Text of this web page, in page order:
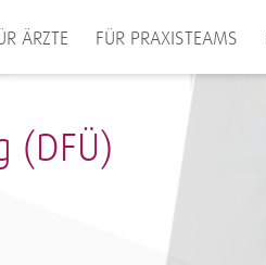
ÄRZTE FÜR PRAXISTEAMS
(DFÜ)